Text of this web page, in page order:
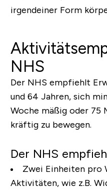
irgendeiner Form
NHS
Der NHS empfiehlt
und 64 Jahren, sich
Woche mäßig oder 75
kräftig zu bewegen.
Der NHS
Zwei Einheiten pro
Aktivitäten, wie z.B.